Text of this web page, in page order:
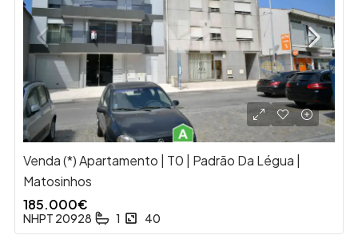
Venda (*) Apartamento | T0 | Padrão Da Légua |
Matosinhos
185.000€
NHPT 20928 1 40